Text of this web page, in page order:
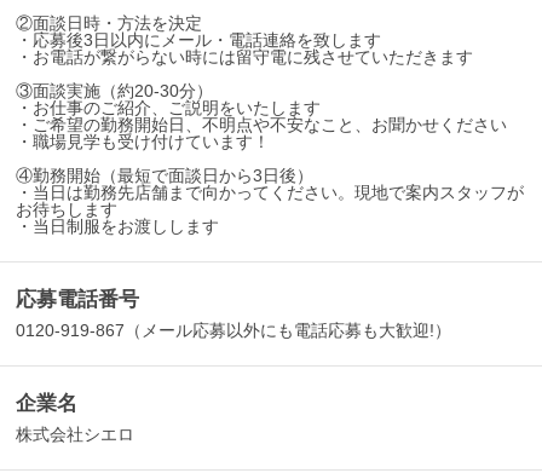
②面談日時・方法を決定
・応募後3日以内にメール・電話連絡を致します
・お電話が繋がらない時には留守電に残させていただきます
③面談実施（約20-30分）
・お仕事のご紹介、ご説明をいたします
・ご希望の勤務開始日、不明点や不安なこと、お聞かせください
・職場見学も受け付けています！
④勤務開始（最短で面談日から3日後）
・当日は勤務先店舗まで向かってください。現地で案内スタッフが
お待ちします
・当日制服をお渡しします
応募電話番号
0120-919-867（メール応募以外にも電話応募も大歓迎!）
企業名
株式会社シエロ